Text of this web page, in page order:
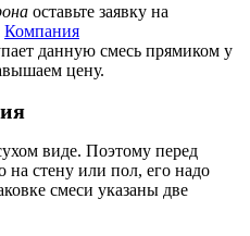
оставьте заявку на
Компания
данную смесь прямиком у
цену.
виде. Поэтому перед
на стену или пол, его надо
смеси указаны две